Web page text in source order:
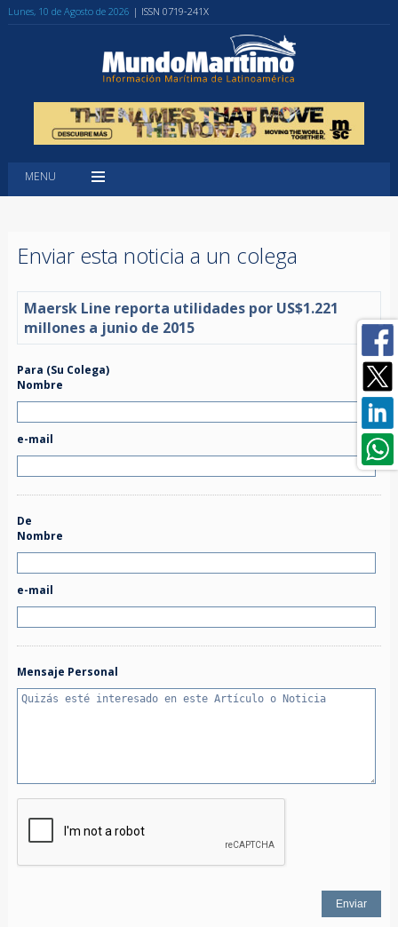
Lunes, 10 de Agosto de 2026 | ISSN 0719-241X
MENU
Enviar esta noticia a un colega
Maersk Line reporta utilidades por US$1.221
millones a junio de 2015
Para (Su Colega)
Nombre
e-mail
De
Nombre
e-mail
Mensaje Personal